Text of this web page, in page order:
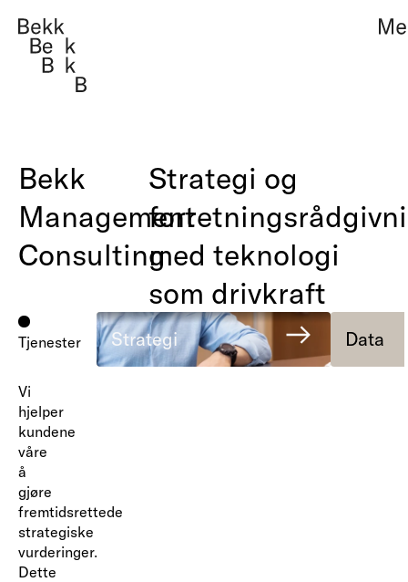
Om oss
Arbeider
Fag i Bekk
Jobb
Kontakt
Teknologi,
Management
Bekk
Management
Consulting
Strategi og
med teknologi
som drivkraft
Tjenester
Vi
hjelper
kundene
våre
å
gjøre
fremtidsrettede
strategiske
vurderinger.
Dette
Strategi Data